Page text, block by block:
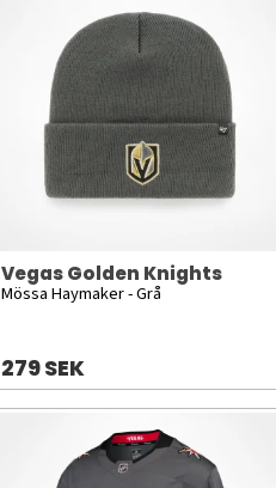
Vegas Golden Knights
Mössa Haymaker - Grå
279 SEK